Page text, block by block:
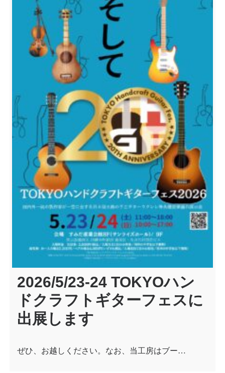
2026/5/23-24 TOKYOハン
ドクラフトギターフェスに
出展します
ぜひ、お越しください。なお、当工房はブー…